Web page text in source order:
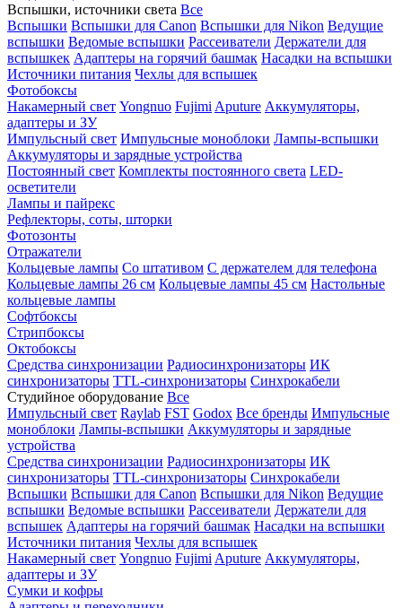
Вспышки, источники света Все
Вспышки Вспышки для Canon Вспышки для Nikon Ведущие
вспышки Ведомые вспышки Рассеиватели Держатели для
вспышкек Адаптеры на горячий башмак Насадки на вспышки
Источники питания Чехлы для вспышек
Фотобоксы
Накамерный свет Yongnuo Fujimi Aputure Аккумуляторы,
адаптеры и ЗУ
Импульсный свет Импульсные моноблоки Лампы-вспышки
Аккумуляторы и зарядные устройства
Постоянный свет Комплекты постоянного света LED-
осветители
Лампы и пайрекс
Рефлекторы, соты, шторки
Фотозонты
Отражатели
Кольцевые лампы Со штативом С держателем для телефона
Кольцевые лампы 26 см Кольцевые лампы 45 см Настольные
кольцевые лампы
Софтбоксы
Стрипбоксы
Октобоксы
Средства синхронизации Радиосинхронизаторы ИК
синхронизаторы TTL-синхронизаторы Синхрокабели
Студийное оборудование Все
Импульсный свет Raylab FST Godox Все бренды Импульсные
моноблоки Лампы-вспышки Аккумуляторы и зарядные
устройства
Средства синхронизации Радиосинхронизаторы ИК
синхронизаторы TTL-синхронизаторы Синхрокабели
Вспышки Вспышки для Canon Вспышки для Nikon Ведущие
вспышки Ведомые вспышки Рассеиватели Держатели для
вспышек Адаптеры на горячий башмак Насадки на вспышки
Источники питания Чехлы для вспышек
Накамерный свет Yongnuo Fujimi Aputure Аккумуляторы,
адаптеры и ЗУ
Сумки и кофры